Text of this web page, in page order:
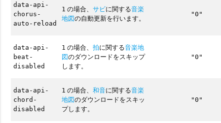
data-api-
chorus-
auto-reload
1 の場合、サビに関する音楽
地図の自動更新を行います。
"0"
data-api-
beat-
disabled
1 の場合、拍に関する音楽地
図のダウンロードをスキップ
します。
"0"
data-api-
chord-
disabled
1 の場合、和音に関する音楽
地図のダウンロードをスキッ
プします。
"0"